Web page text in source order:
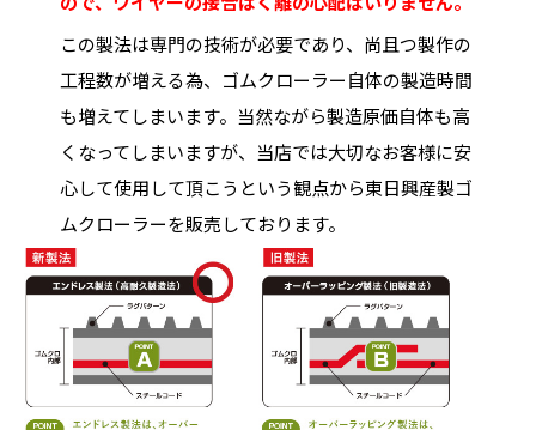
この製法は専門の技術が必要であり、尚且つ製作の
工程数が増える為、ゴムクローラー自体の製造時間
も増えてしまいます。当然ながら製造原価自体も高
くなってしまいますが、当店では大切なお客様に安
心して使用して頂こうという観点から東日興産製ゴ
ムクローラーを販売しております。